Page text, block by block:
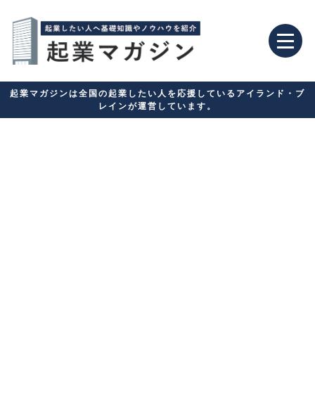
起業マガジンは全国の起業したい人を応援しているアイランド・ブ
レインが運営しています。